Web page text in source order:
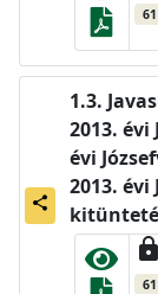
share
2013. évi
évi
2013.
lock